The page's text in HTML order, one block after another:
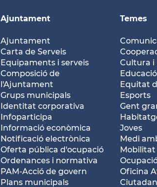
Ajuntament
Ajuntament
Carta de Serveis
Equipaments i serveis
Composició de
l'Ajuntament
Grups municipals
Identitat corporativa
Infoparticipa
Informació econòmica
Notificació electrònica
Oferta pública d'ocupació
Ordenances i normativa
PAM-Acció de govern
Plans municipals
Temes
Cultura i
Educació
Equitat
Esports
Gent
Joves
Medi
Oficina